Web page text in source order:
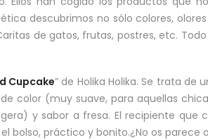
descubrimos no sólo colores,
de gatos, frutas, postres, etc.
Cupcake” de Holika Holika. Se trata de
color (muy suave, para aquellas
y sabor a fresa. El recipiente que
bolso, práctico y bonito.¿No os parece